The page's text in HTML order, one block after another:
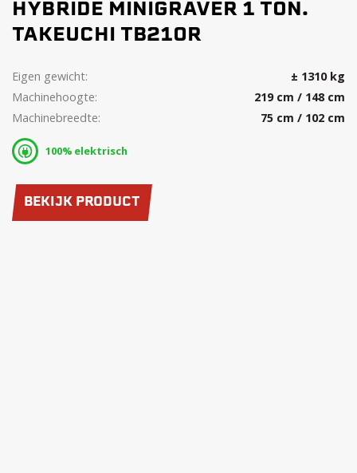
HYBRIDE MINIGRAVER 1 TON.
TAKEUCHI TB210R
Eigen gewicht:
± 1310 kg
Machinehoogte:
219 cm / 148 cm
Machinebreedte:
75 cm / 102 cm
100% elektrisch
BEKIJK PRODUCT